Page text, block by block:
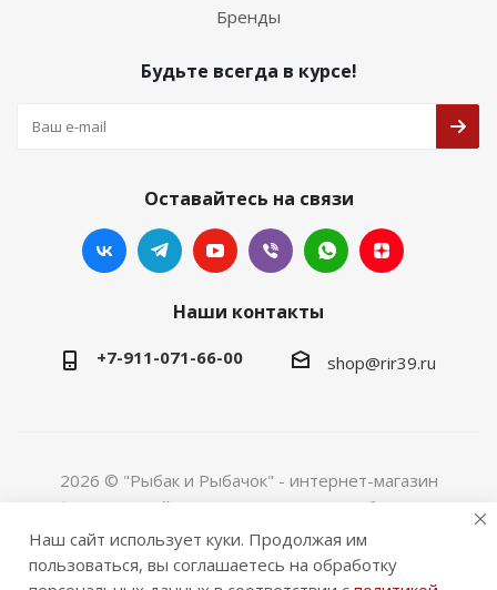
Бренды
Будьте всегда в курсе!
Оставайтесь на связи
Наши контакты
+7-911-071-66-00 shop@rir39.ru
2026 © "Рыбак и Рыбачок" - интернет-магазин
Информация сайта защищена законом об авторских
правах. Индивидуальный предприниматель Рогов
Сергей Юрьевич. ИНН 390600967290. ОГРНИП
Наш сайт использует куки. Продолжая им
пользоваться, вы соглашаетесь на обработку